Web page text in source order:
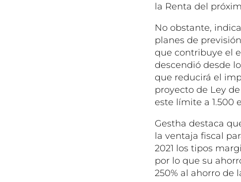
la Renta del
No obstante,
planes de
que contribuye el
descendió desde
que reducirá el
proyecto de Ley
este límite a 1.500
Gestha destaca
la ventaja fiscal
2021 los tipos
por lo que su
250% al ahorro de